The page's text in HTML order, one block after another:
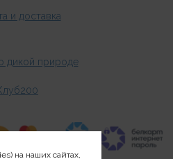
и доставка
дикой природе
на наших сайтах,